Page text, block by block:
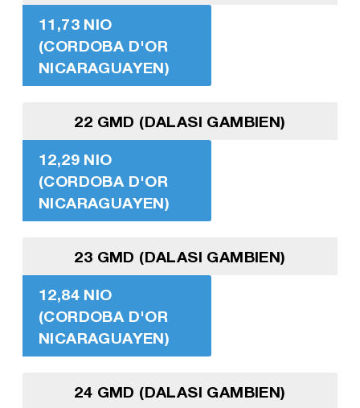
11,73 NIO
(CORDOBA D'OR
NICARAGUAYEN)
22 GMD (DALASI GAMBIEN)
12,29 NIO
(CORDOBA D'OR
NICARAGUAYEN)
23 GMD (DALASI GAMBIEN)
12,84 NIO
(CORDOBA D'OR
NICARAGUAYEN)
24 GMD (DALASI GAMBIEN)